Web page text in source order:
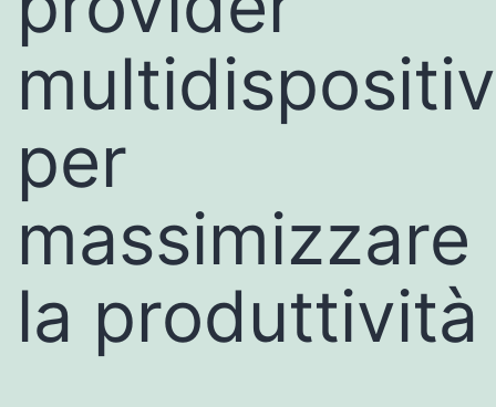
per
massimizzare
la produttività